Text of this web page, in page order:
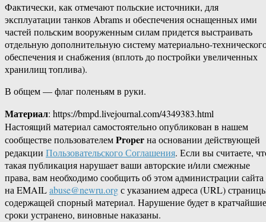
Фактически, как отмечают польские источники, для
эксплуатации танков Abrams и обеспечения оснащенных ими
частей польским вооруженным силам придется выстраивать
отдельную дополнительную систему материально-
обеспечения и снабжения (вплоть до постройки увеличенных
хранилищ топлива).
В общем — флаг поленьям в руки.
Материал: https://bmpd.livejournal.com/4349383.html
Настоящий материал самостоятельно опубликован в нашем
сообществе пользователемProperна основании действующей
редакции Пользовательского Соглашения. Если вы считаете,
такая публикация нарушает ваши авторские и/или смежные
права, вам необходимо сообщить об этом администрации сайта
на EMAILabuse@newru.orgс указанием адреса (URL)
содержащей спорный материал. Нарушение будет в кратчайшие
сроки устранено, виновные наказаны.